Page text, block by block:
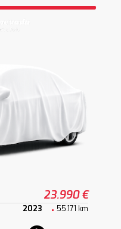
23.990 €
2023 55.171 km